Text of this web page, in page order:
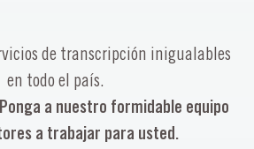
de transcripción inigualables
en todo el país.
a nuestro formidable equipo
a trabajar para usted.